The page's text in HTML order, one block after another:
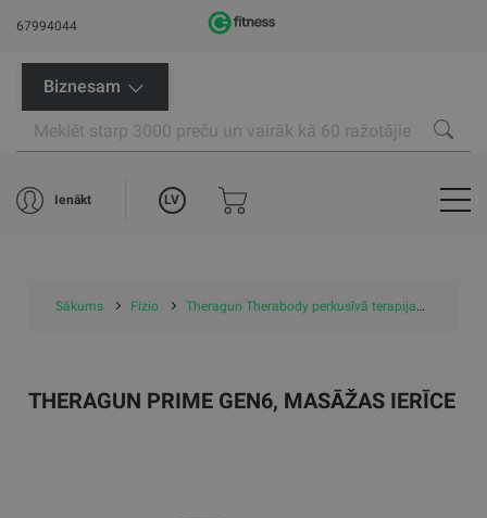
67994044
Biznesam
Ienākt LV
Sākums Fizio Theragun Therabody perkusīvā terapija
THERAGUN PRIME GEN6, MASĀŽAS IERĪCE